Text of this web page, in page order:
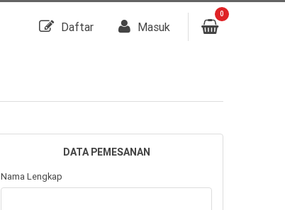
Daftar Masuk
0
DATA PEMESANAN
Nama Lengkap